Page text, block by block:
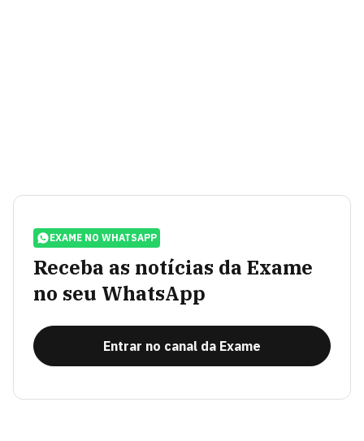
EXAME NO WHATSAPP
Receba as notícias da Exame
no seu WhatsApp
Entrar no canal da Exame